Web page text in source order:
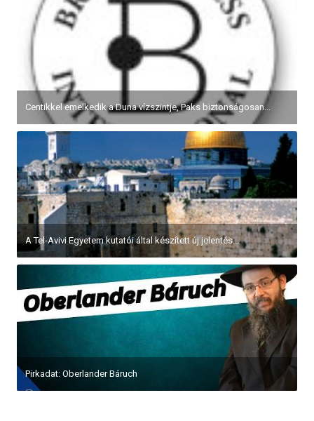
Centikkel emelkedik a Duna vízszintje, Paks biztonságosan...
A Tel-Avivi Egyetem kutatói által készített új jelentés...
Pirkadat: Oberlander Báruch